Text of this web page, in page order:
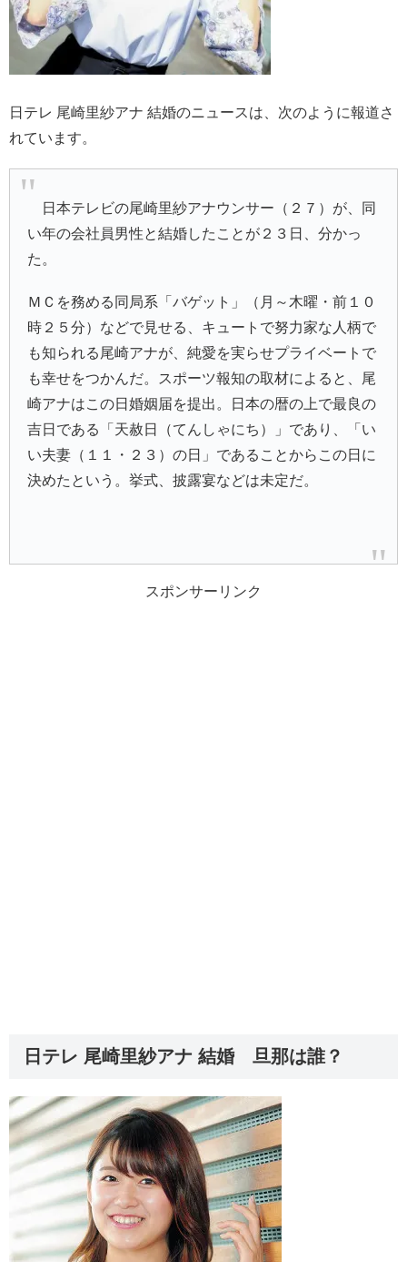
日テレ 尾崎里紗アナ 結婚のニュースは、次のように報道さ
れています。
日本テレビの尾崎里紗アナウンサー（２７）が、同
い年の会社員男性と結婚したことが２３日、分かっ
た。
ＭＣを務める同局系「バゲット」（月～木曜・前１０
時２５分）などで見せる、キュートで努力家な人柄で
も知られる尾崎アナが、純愛を実らせプライベートで
も幸せをつかんだ。スポーツ報知の取材によると、尾
崎アナはこの日婚姻届を提出。日本の暦の上で最良の
吉日である「天赦日（てんしゃにち）」であり、「い
い夫妻（１１・２３）の日」であることからこの日に
決めたという。挙式、披露宴などは未定だ。
スポンサーリンク
日テレ 尾崎里紗アナ 結婚 旦那は誰？